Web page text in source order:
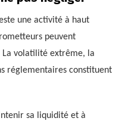
une activité à haut
peuvent
La volatilité extrême, la
réglementaires constituent
sa liquidité et à